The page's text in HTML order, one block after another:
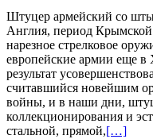
Штуцер армейский со
Англия, период
нарезное стрелковое
европейские армии еще
результат
считавшийся новейшим
войны, и в наши дни,
коллекционирования и
стальной, прямой,[…]